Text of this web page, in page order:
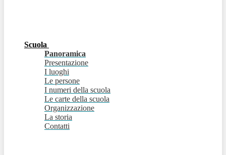
Scuola
Panoramica
Presentazione
I luoghi
Le persone
I numeri della scuola
Le carte della scuola
Organizzazione
La storia
Contatti